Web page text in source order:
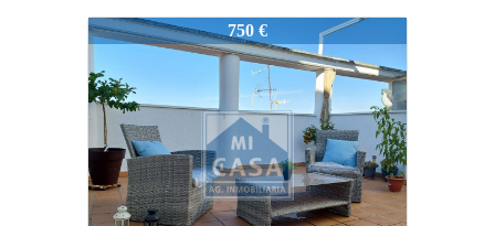
4183-PISOCENTRO
750 €
4183-PISOCENTRO
600 €